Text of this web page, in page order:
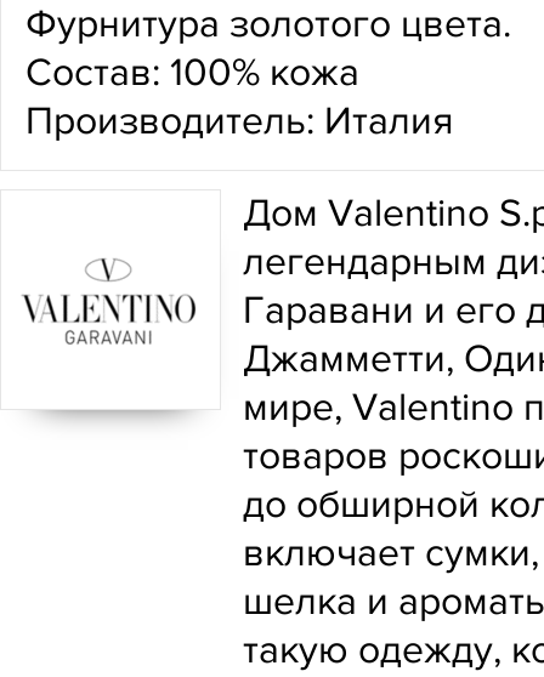
Фурнитура золотого цвета.
Состав: 100% кожа
Производитель: Италия
Дом Valentino
легендарным
Гаравани и его
Джамметти,
мире, Valentino
товаров
до обширной
включает
шелка и
такую одежду,